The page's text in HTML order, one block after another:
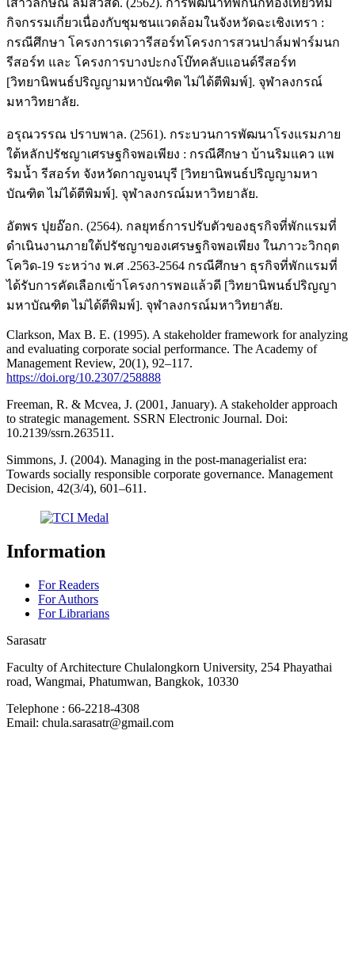
เสาวลักษณ์ ลิ้มสวัสดิ์. (2562). การพัฒนาที่พักนักท่องเที่ยวที่มี
กิจกรรมเกี่ยวเนื่องกับชุมชนแวดล้อมในจังหวัดฉะเชิงเทรา :
กรณีศึกษา โครงการเดวารีสอร์ทโครงการสวนปาล์มฟาร์มนก
รีสอร์ท และ โครงการบางปะกงโบ๊ทคลับแอนด์รีสอร์ท
[วิทยานิพนธ์ปริญญามหาบัณฑิต ไม่ได้ตีพิมพ์]. จุฬาลงกรณ์
มหาวิทยาลัย.
อรุณวรรณ ปราบพาล. (2561). กระบวนการพัฒนาโรงแรมภาย
ใต้หลักปรัชญาเศรษฐกิจพอเพียง : กรณีศึกษา บ้านริมแคว แพ
ริมน้ำ รีสอร์ท จังหวัดกาญจนบุรี [วิทยานิพนธ์ปริญญามหา
บัณฑิต ไม่ได้ตีพิมพ์]. จุฬาลงกรณ์มหาวิทยาลัย.
อัตพร ปุยอ๊อก. (2564). กลยุทธ์การปรับตัวของธุรกิจที่พักแรมที่
ดำเนินงานภายใต้ปรัชญาของเศรษฐกิจพอเพียง ในภาวะวิกฤต
โควิด-19 ระหว่าง พ.ศ .2563-2564 กรณีศึกษา ธุรกิจที่พักแรมที่
ได้รับการคัดเลือกเข้าโครงการพอแล้วดี [วิทยานิพนธ์ปริญญา
มหาบัณฑิต ไม่ได้ตีพิมพ์]. จุฬาลงกรณ์มหาวิทยาลัย.
Clarkson, Max B. E. (1995). A stakeholder framework for analyzing
and evaluating corporate social performance. The Academy of
Management Review, 20(1), 92–117.
https://doi.org/10.2307/258888
Freeman, R. & Mcvea, J. (2001, January). A stakeholder approach
to strategic management. SSRN Electronic Journal. Doi:
10.2139/ssrn.263511.
Simmons, J. (2004). Managing in the post-managerialist era:
Towards socially responsible corporate governance. Management
Decision, 42(3/4), 601–611.
Information
For Readers
For Authors
For Librarians
Sarasatr
Faculty of Architecture Chulalongkorn University, 254 Phayathai
road, Wangmai, Phatumwan, Bangkok, 10330
Telephone : 66-2218-4308
Email: chula.sarasatr@gmail.com